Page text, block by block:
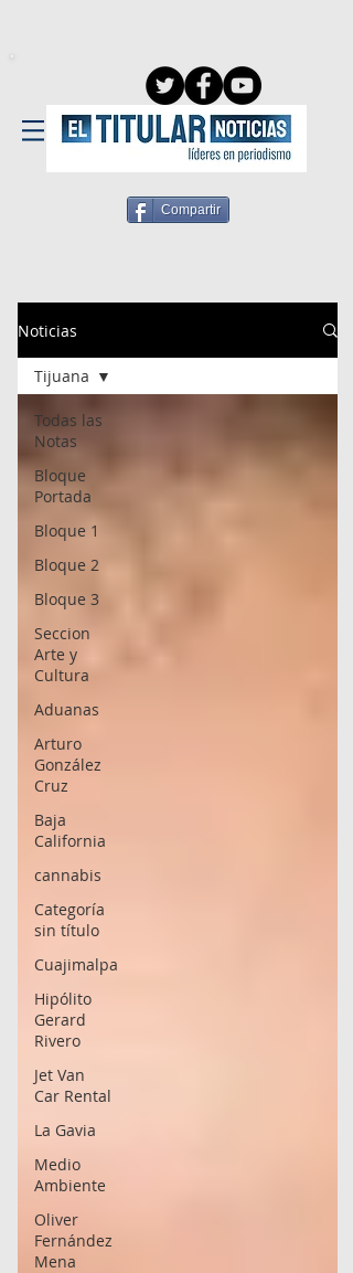
Compartir
Noticias
Todas las
Notas
Bloque
Portada
Bloque 1
Bloque 2
Bloque 3
Seccion
Arte y
Cultura
Aduanas
Arturo
González
Cruz
Baja
California
cannabis
Categoría
sin título
Cuajimalpa
Hipólito
Gerard
Rivero
Jet Van
Car Rental
La Gavia
Medio
Ambiente
Oliver
Fernández
Mena
Tijuana